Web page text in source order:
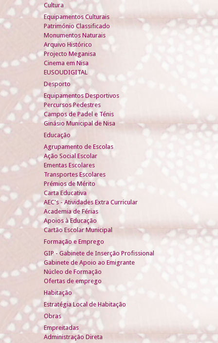
Cultura
Equipamentos Culturais
Património Classificado
Monumentos Naturais
Arquivo Histórico
Projecto Meganisa
Cinema em Nisa
EUSOUDIGITAL
Desporto
Equipamentos Desportivos
Percursos Pedestres
Campos de Padel e Ténis
Ginásio Municipal de Nisa
Educação
Agrupamento de Escolas
Ação Social Escolar
Ementas Escolares
Transportes Escolares
Prémios de Mérito
Carta Educativa
AEC's - Atividades Extra Curricular
Academia de Férias
Apoios à Educação
Cartão Escolar Municipal
Formação e Emprego
GIP - Gabinete de Inserção Profissional
Gabinete de Apoio ao Emigrante
Núcleo de Formação
Ofertas de emprego
Habitação
Estratégia Local de Habitação
Obras
Empreitadas
Administração Direta